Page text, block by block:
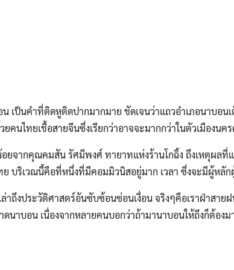
น เป็นคำที่ติดหูติดปากมากมาย ชัดเจนว่าแถวอำเภอนาบอน
คนไทยเชื้อสายจีนซึ่งเรียกว่าอาจจะมากกว่าในตัวเมืองนค
อยจากคุณคมสัน รัศมีพงศ์ ทายาทแห่งร้านโกฉิ้ง ถึงเหตุผลที่
ย บริเวณนี้คือที่หนึ่งที่มีคอมมิวนิสอยู่มาก เวลา ซึ่งจะมีผู้หลั
ล่าถึงประวัติศาสตร์อันซับซ้อนซ่อนเงื่อน จริงๆคือเราฝ่าสา
ดนาบอน เนื่องจากหลายคนบอกว่าถ้ามานาบอนให้ถึงก็ต้องม